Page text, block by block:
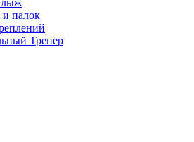
лыж
палок
Тренер